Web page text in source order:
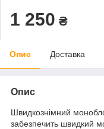
1 250 ₴
Опис Доставка
Опис
Швидкознімний
забезпечить швидкий